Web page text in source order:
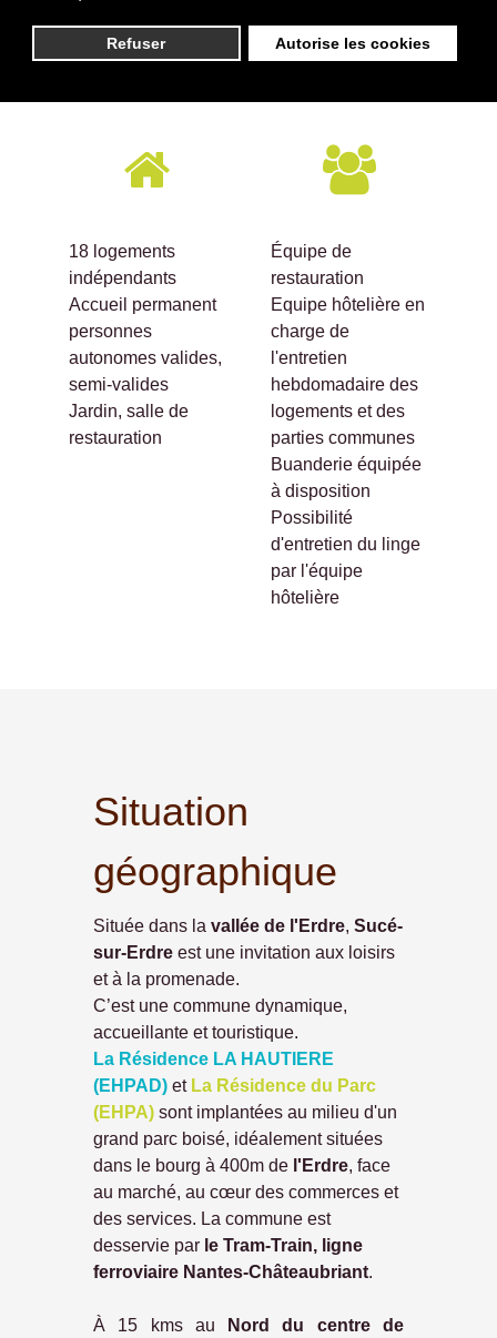
Refuser Autorise les cookies
Nos services
18 logements
indépendants
Accueil permanent
personnes
autonomes valides,
semi-valides
Jardin, salle de
restauration
Équipe de
restauration
Equipe hôtelière en
charge de
l'entretien
hebdomadaire des
logements et des
parties communes
Buanderie équipée
à disposition
Possibilité
d'entretien du linge
par l'équipe
hôtelière
Situation
géographique
Située dans la vallée de l'Erdre, Sucé-
sur-Erdre est une invitation aux loisirs
et à la promenade.
C’est une commune dynamique,
accueillante et touristique.
La Résidence LA HAUTIERE
(EHPAD) et La Résidence du Parc
(EHPA) sont implantées au milieu d'un
grand parc boisé, idéalement situées
dans le bourg à 400m de l'Erdre, face
au marché, au cœur des commerces et
des services. La commune est
desservie par le Tram-Train, ligne
ferroviaire Nantes-Châteaubriant.
À 15 kms au
Nord du centre de